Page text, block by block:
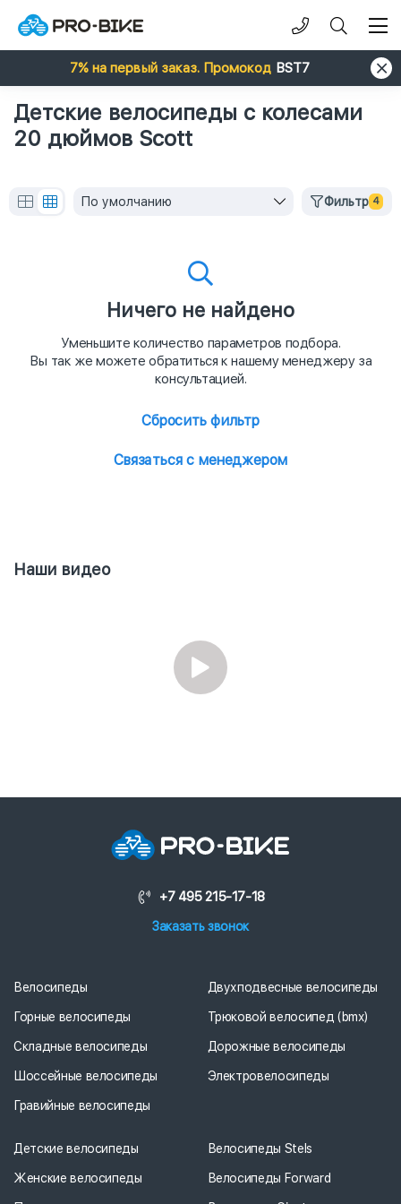
7% на первый заказ. Промокод BST7
Детские велосипеды с колесами
20 дюймов Scott
По умолчанию Фильтр 4
Ничего не найдено
Уменьшите количество параметров подбора.
Вы так же можете обратиться к нашему менеджеру за
консультацией.
Сбросить фильтр
Связаться с менеджером
Наши видео
+7 495 215-17-18
Заказать звонок
Велосипеды
Горные велосипеды
Складные велосипеды
Шоссейные велосипеды
Гравийные велосипеды
Двухподвесные велосипеды
Трюковой велосипед (bmx)
Дорожные велосипеды
Электровелосипеды
Детские велосипеды
Женские велосипеды
Велосипеды Stels
Велосипеды Forward